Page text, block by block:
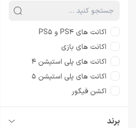
اکانت های PS4 و PS5
اکانت های بازی
اکانت های پلی استیشن 4
اکانت های پلی استیشن 5
اکشن فیگور
دیسک بازی
برند